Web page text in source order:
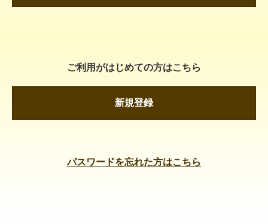
ご利用がはじめての方はこちら
新規登録
パスワードを忘れた方はこちら